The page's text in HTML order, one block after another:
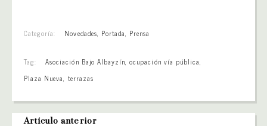
Categoría: Novedades, Portada, Prensa
Tag: Asociación Bajo Albayzín,ocupación vía pública,
Plaza Nueva, terrazas
Artículo anterior